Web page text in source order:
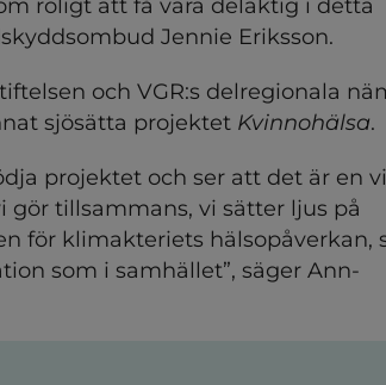
roligt att få vara delaktig i detta
Jennie Eriksson.
och VGR:s delregionala
sjösätta projektet Kvinnohälsa.
projektet och ser att det är en
gör tillsammans, vi sätter ljus på
för klimakteriets hälsopåverkan,
som i samhället”, säger Ann-